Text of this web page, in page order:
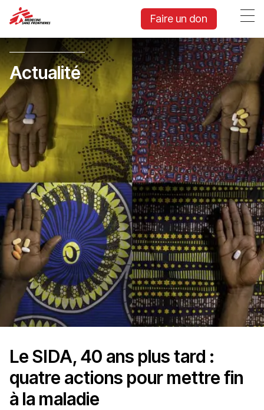
Faire un don
Actualité
Le SIDA, 40 ans plus tard :
quatre actions pour mettre fin
à la maladie